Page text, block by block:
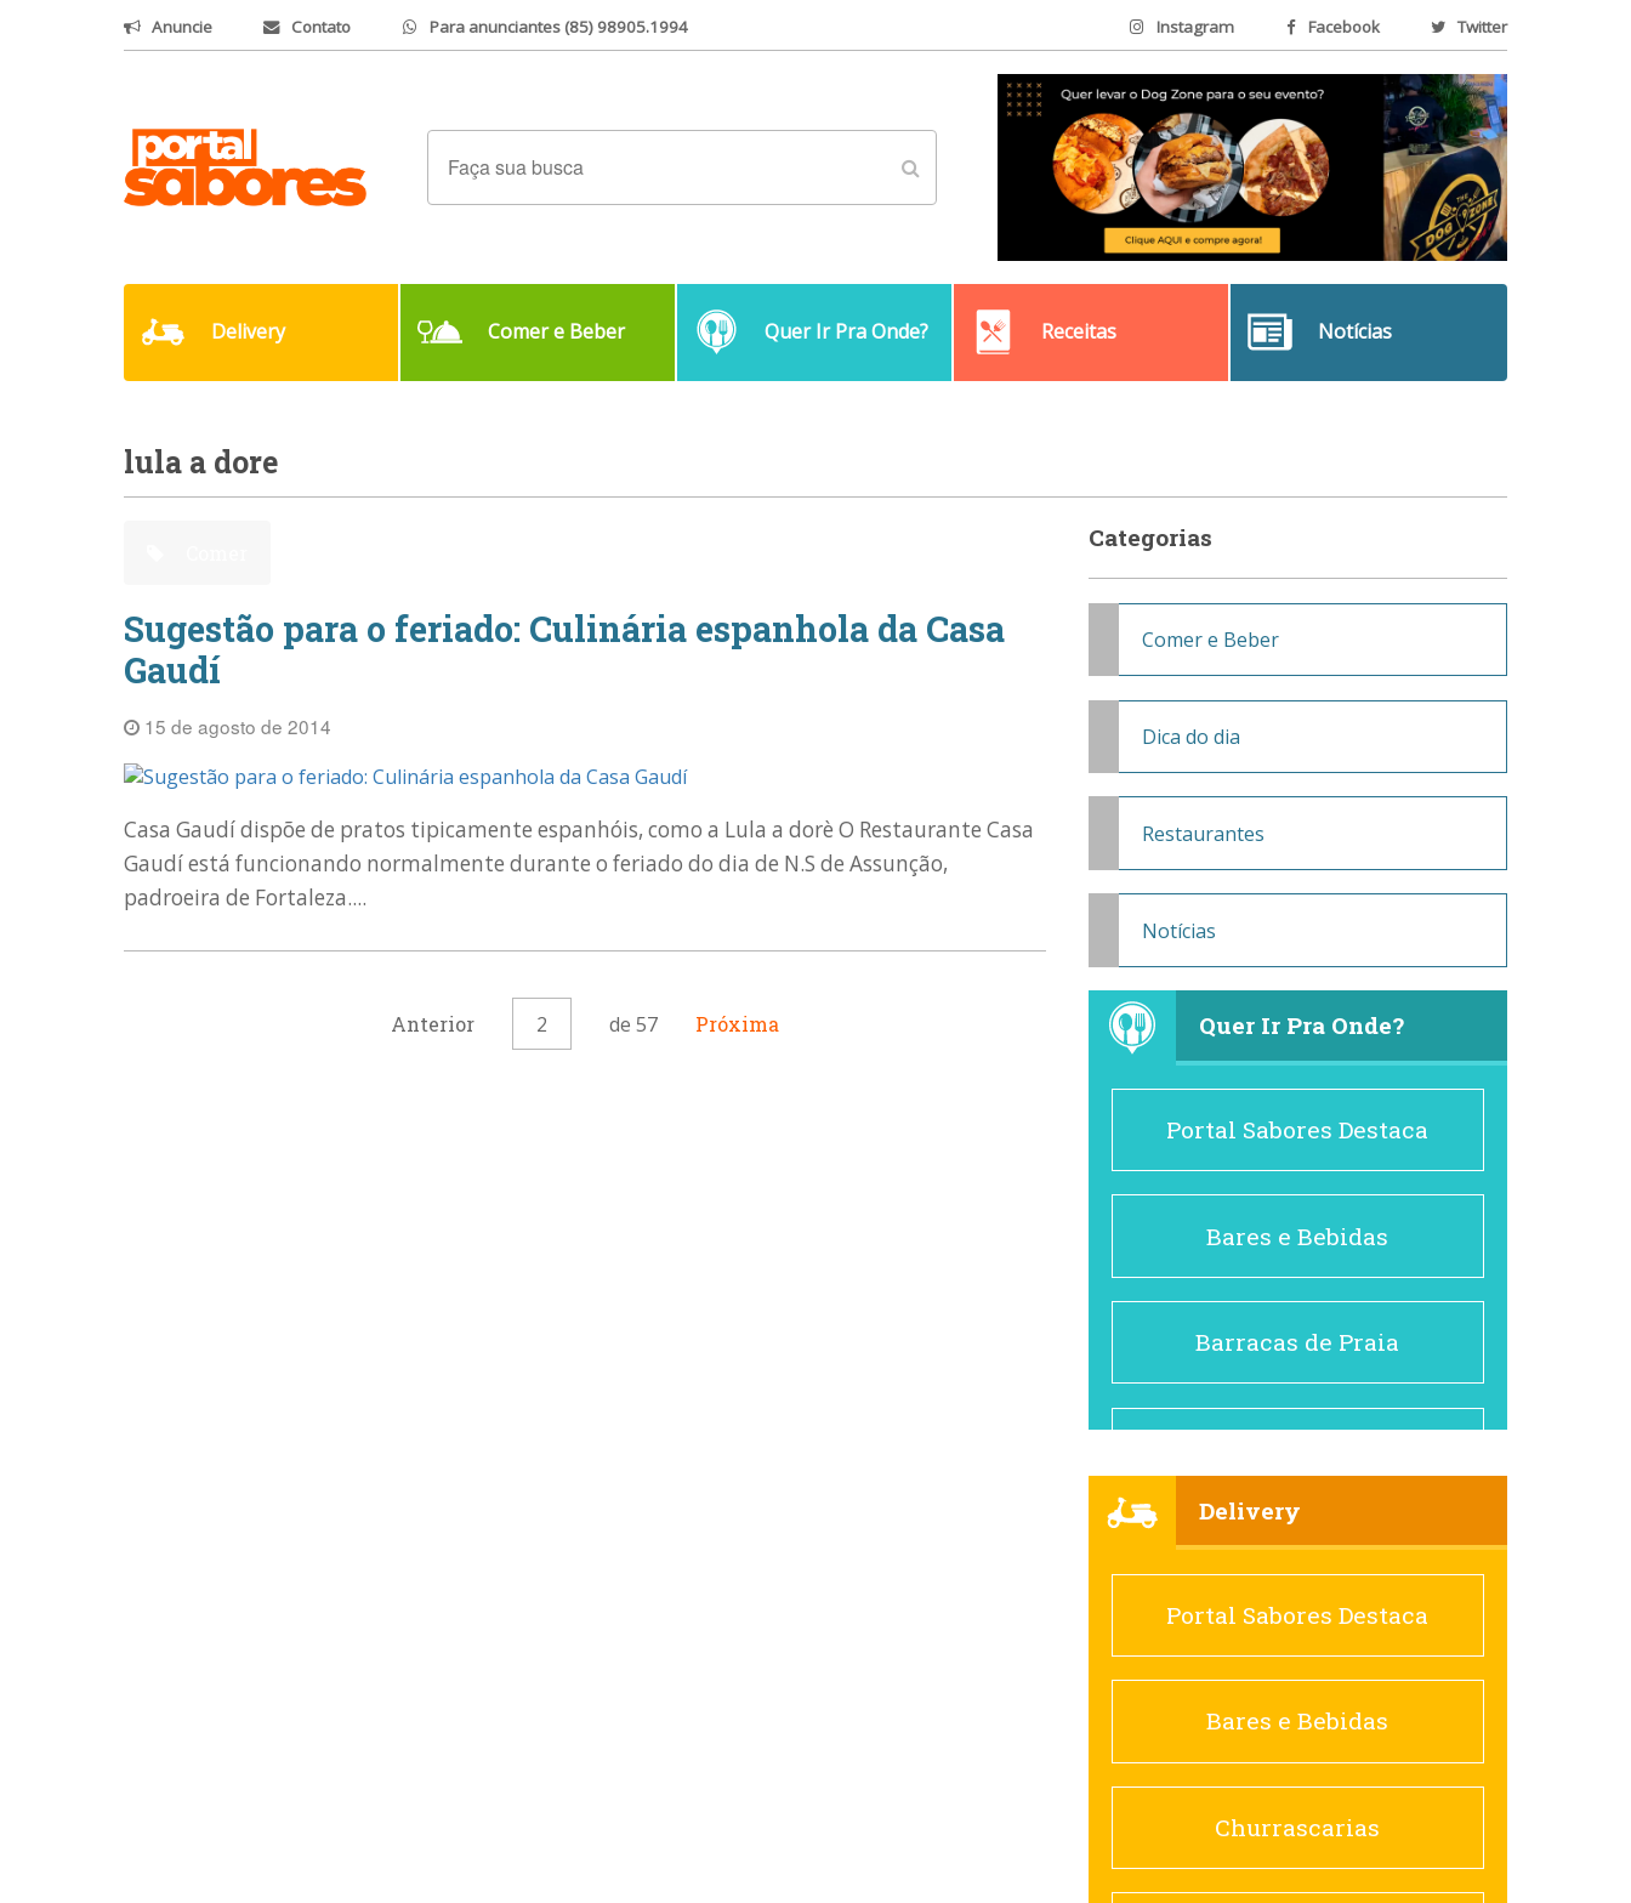
Anuncie Contato Para anunciantes (85) 98905.1994 Instagram Facebook Twitter
Delivery Comer e Beber Quer Ir Pra Onde? Receitas Notícias
lula a dore
Sugestão para o feriado: Culinária espanhola da Casa
Gaudí
15 de agosto de 2014
Casa Gaudí dispõe de pratos tipicamente espanhóis, como a Lula a dorè O Restaurante Casa
Gaudí está funcionando normalmente durante o feriado do dia de N.S de Assunção,
padroeira de Fortaleza....
Anterior 2 de 57 Próxima
Categorias
Comer e Beber
Dica do dia
Restaurantes
Notícias
Quer Ir Pra Onde?
Portal Sabores Destaca
Bares e Bebidas
Barracas de Praia
Cafés
Churrascarias
Comida saudável
Contemporânea
Delivery
Portal Sabores Destaca
Bares e Bebidas
Churrascarias